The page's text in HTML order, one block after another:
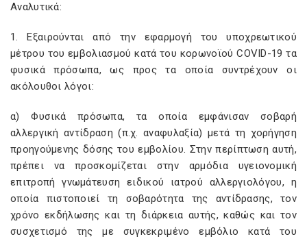
Αναλυτικά:
1. Εξαιρούνται από την εφαρμογή του υποχρεωτικού
μέτρου του εμβολιασμού κατά του κορωνοϊού COVID-19 τα
φυσικά πρόσωπα, ως προς τα οποία συντρέχουν οι
ακόλουθοι λόγοι:
α) Φυσικά πρόσωπα, τα οποία εμφάνισαν σοβαρή
αλλεργική αντίδραση (π.χ. αναφυλαξία) μετά τη χορήγηση
προηγούμενης δόσης του εμβολίου. Στην περίπτωση αυτή,
πρέπει να προσκομίζεται στην αρμόδια υγειονομική
επιτροπή γνωμάτευση ειδικού ιατρού αλλεργιολόγου, η
οποία πιστοποιεί τη σοβαρότητα της αντίδρασης, τον
χρόνο εκδήλωσης και τη διάρκεια αυτής, καθώς και τον
συσχετισμό της με συγκεκριμένο εμβόλιο κατά του